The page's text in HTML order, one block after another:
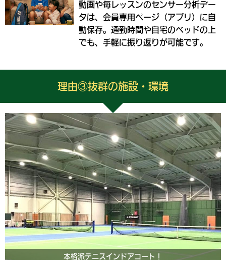
動画や毎レッスンのセンサー分析デー
タは、会員専用ページ（アプリ）に自
動保存。通勤時間や自宅のベッドの上
でも、手軽に振り返りが可能です。
理由③抜群の施設・環境
本格派テニスインドアコート！